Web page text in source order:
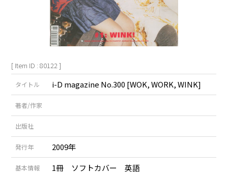
[ Item ID : 80122 ]
タイトル i-D magazine No.300 [WOK, WORK, WINK]
著者/作家
出版社
発行年 2009年
基本情報 1冊 ソフトカバー 英語